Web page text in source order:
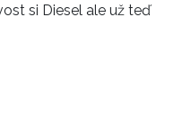
si Diesel ale už teď